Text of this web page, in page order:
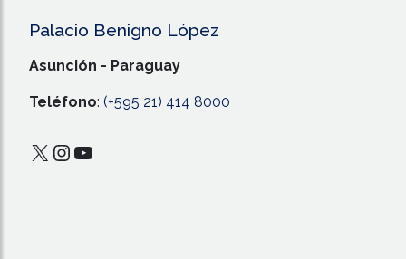
Palacio Benigno López
Asunción - Paraguay
Teléfono: (+595 21) 414 8000
X Instagram
YouTube